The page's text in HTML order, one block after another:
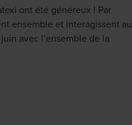
ont été généreux ! Par
ensemble et interagissent au
avec l’ensemble de la